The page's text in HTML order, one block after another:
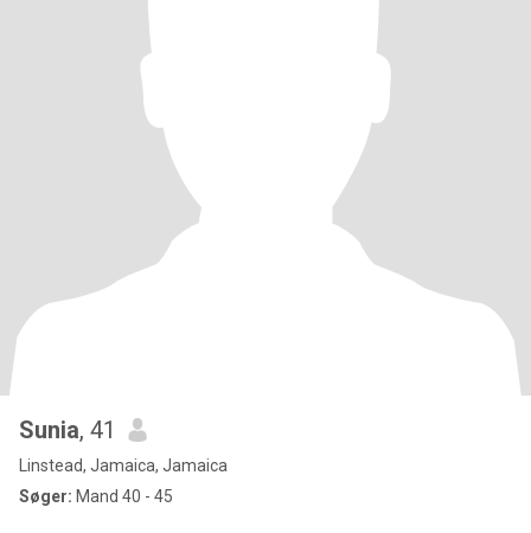
Sunia, 41
Linstead, Jamaica, Jamaica
Søger: Mand 40 - 45